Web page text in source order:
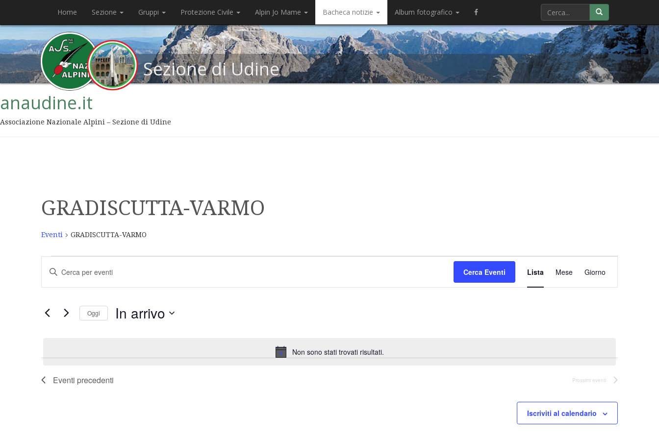
Home Sezione Gruppi Protezione Civile Alpin Jo Mame Bacheca notizie Album fotografico
Sezione di Udine
anaudine.it
Associazione Nazionale Alpini – Sezione di Udine
GRADISCUTTA-VARMO
Eventi GRADISCUTTA-VARMO
Notice
Non sono stati trovati risultati.
Eventi
Ricerca
viste
Inserisci
Parola
Chiave.
per
Cerca Eventi
Evento
Viste
Navigazione
Lista Mese Giorno
Oggi In arrivo
Eventi precedenti Prossimi eventi
Iscriviti al calendario